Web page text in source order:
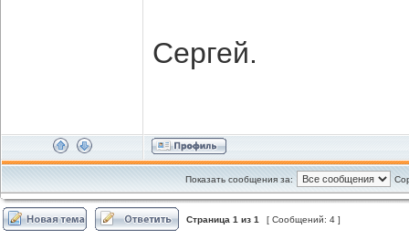
Сергей.
Показать сообщения за:
Страница 1 из 1 [ Сообщений: 4 ]